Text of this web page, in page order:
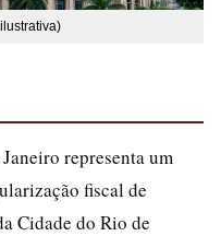
representa um
fiscal de
Cidade do Rio de